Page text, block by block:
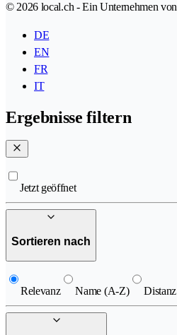
© 2026 local.ch - Ein Unternehmen von
DE
EN
FR
IT
Ergebnisse filtern
Jetzt geöffnet
Sortieren nach
Relevanz Name (A-Z) Distanz